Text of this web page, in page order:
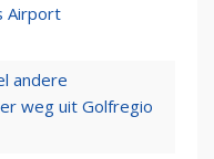
Airport
andere
weg uit Golfregio